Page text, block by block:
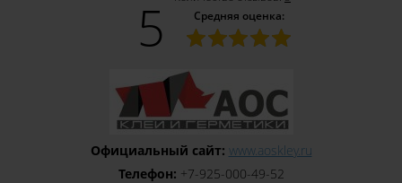
Средняя оценка:
5
Официальный сайт: www.aoskley.ru
Телефон: +7‒925‒000‒49‒52